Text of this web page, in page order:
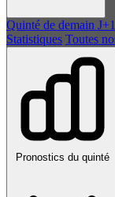
Quinté de demain J+1
Statistiques Toutes
Pronostics du quinté